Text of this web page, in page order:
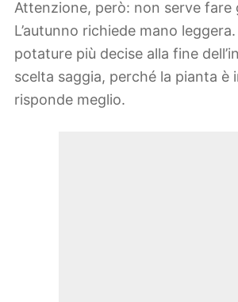
Attenzione, però: non serve fare
L’autunno richiede mano
potature più decise alla fine
scelta saggia, perché la pianta è
risponde meglio.